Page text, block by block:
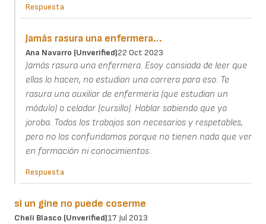
Respuesta
Jamás rasura una enfermera…
Ana Navarro (unverified)22 Oct 2023
Jamás rasura una enfermera. Esoy cansiada de leer que
ellas lo hacen, no estudian una carrera para eso. Te
rasura una auxiliar de enfermería (que estudian un
módulo) o celador (cursillo). Hablar sabiendo que ya
joroba. Todos los trabajos son necesarios y respetables,
pero no los confundamos porque no tienen nada que ver
en formación ni conocimientos.
Respuesta
si un gine no puede coserme
Cheli Blasco (unverified)17 Jul 2013